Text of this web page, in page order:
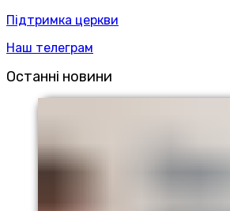
Підтримка церкви
Наш телеграм
Останні новини